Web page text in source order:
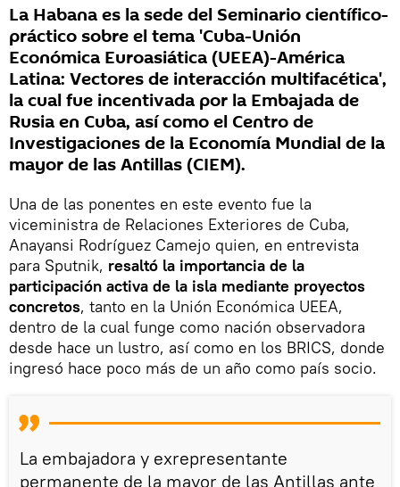
La Habana es la sede del Seminario científico-
práctico sobre el tema 'Cuba-Unión
Económica Euroasiática (UEEA)-América
Latina: Vectores de interacción multifacética',
la cual fue incentivada por la Embajada de
Rusia en Cuba, así como el Centro de
Investigaciones de la Economía Mundial de la
mayor de las Antillas (CIEM).
Una de las ponentes en este evento fue la
viceministra de Relaciones Exteriores de Cuba,
Anayansi Rodríguez Camejo quien, en entrevista
para Sputnik, resaltó la importancia de la
participación activa de la isla mediante proyectos
concretos, tanto en la Unión Económica UEEA,
dentro de la cual funge como nación observadora
desde hace un lustro, así como en los BRICS, donde
ingresó hace poco más de un año como país socio.
La embajadora y exrepresentante
permanente de la mayor de las Antillas ante